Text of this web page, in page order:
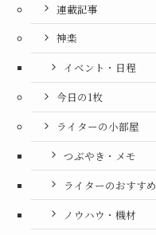
連載記事
神楽
イベント・日程
今日の1枚
ライターの小部屋
つぶやき・メモ
ライターのおすすめ
ノウハウ・機材